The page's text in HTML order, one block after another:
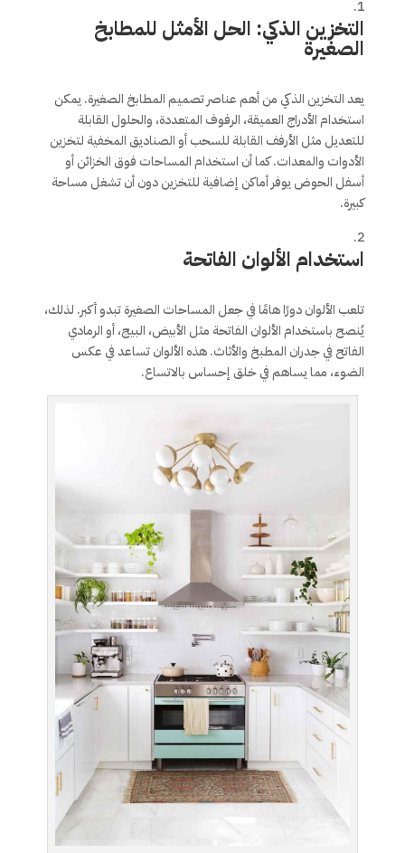
التخزين الذكي: الحل الأمثل للمطابخ
الصغيرة
يعد التخزين الذكي من أهم عناصر تصميم المطابخ الصغيرة. يمكن
استخدام الأدراج العميقة، الرفوف المتعددة، والحلول القابلة
للتعديل مثل الأرفف القابلة للسحب أو الصناديق المخفية لتخزين
الأدوات والمعدات. كما أن استخدام المساحات فوق الخزائن أو
أسفل الحوض يوفر أماكن إضافية للتخزين دون أن تشغل مساحة
كبيرة.
استخدام الألوان الفاتحة
تلعب الألوان دورًا هامًا في جعل المساحات الصغيرة تبدو أكبر. لذلك،
يُنصح باستخدام الألوان الفاتحة مثل الأبيض، البيج، أو الرمادي
الفاتح في جدران المطبخ والأثاث. هذه الألوان تساعد في عكس
الضوء، مما يساهم في خلق إحساس بالاتساع.